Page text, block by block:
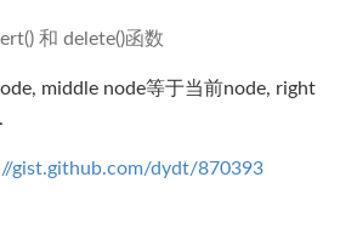
和 delete()函数
middle node等于当前node, right
gist.github.com/dydt/870393